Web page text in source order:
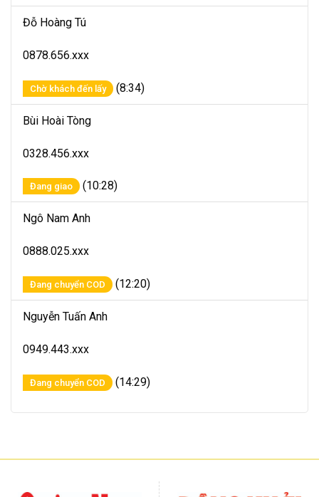
Đỗ Hoàng Tú
0878.656.xxx
Chờ khách đến lấy (8:34)
Bùi Hoài Tòng
0328.456.xxx
Đang giao (10:28)
Ngô Nam Anh
0888.025.xxx
Đang chuyển COD (12:20)
Nguyễn Tuấn Anh
0949.443.xxx
Đang chuyển COD (14:29)